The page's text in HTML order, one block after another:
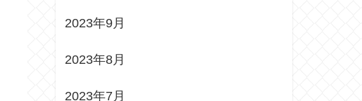
2023年9月
2023年8月
2023年7月